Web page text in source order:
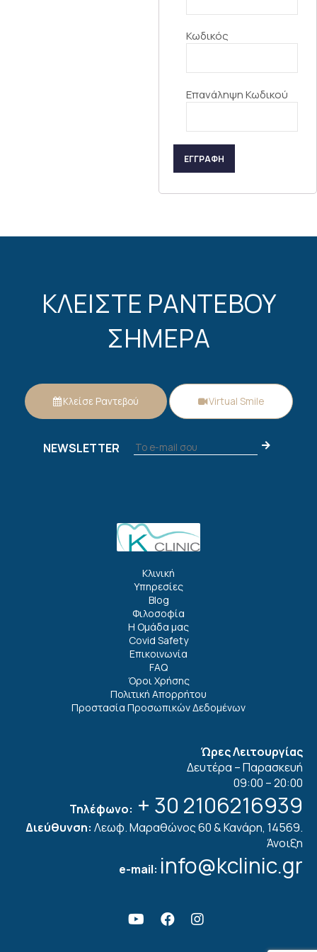
Κωδικός
Επανάληψη Κωδικού
ΕΓΓΡΑΦΗ
ΚΛΕΙΣΤΕ ΡΑΝΤΕΒΟΥ
ΣΗΜΕΡΑ
Κλείσε Ραντεβού Virtual Smile
NEWSLETTER
Κλινική
Υπηρεσίες
Blog
Φιλοσοφία
Η Ομάδα μας
Covid Safety
Επικοινωνία
FAQ
Όροι Χρήσης
Πολιτική Απορρήτου
Προστασία Προσωπικών Δεδομένων
Ώρες Λειτουργίας
Δευτέρα – Παρασκευή
09:00 – 20:00
Τηλέφωνο: + 30 2106216939
Διεύθυνση: Λεωφ. Μαραθώνος 60 & Κανάρη, 14569.
Άνοιξη
e-mail: info@kclinic.gr